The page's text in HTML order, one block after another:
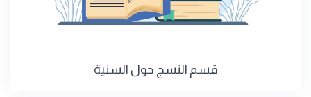
قسم النسج حول السنية